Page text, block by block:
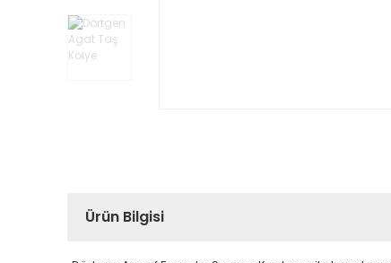
Ürün Bilgisi